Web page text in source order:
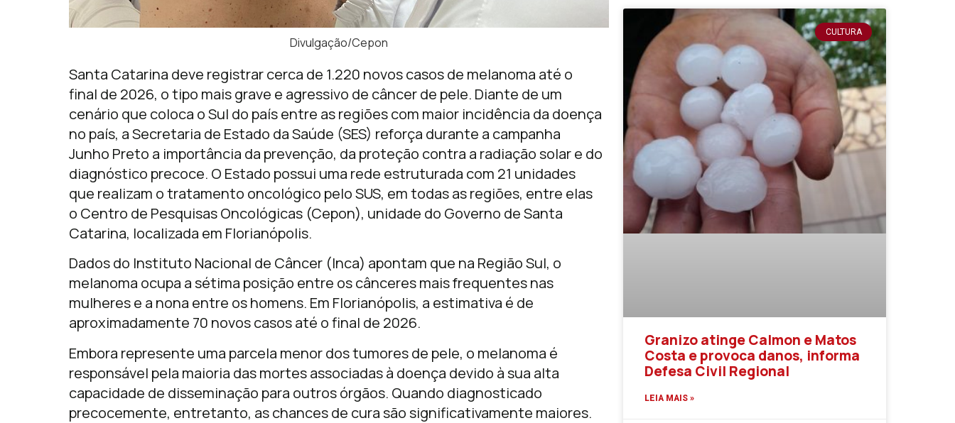
Divulgação/Cepon
Santa Catarina deve registrar cerca de 1.220 novos casos de melanoma até o
final de 2026, o tipo mais grave e agressivo de câncer de pele. Diante de um
cenário que coloca o Sul do país entre as regiões com maior incidência da doença
no país, a Secretaria de Estado da Saúde (SES) reforça durante a campanha
Junho Preto a importância da prevenção, da proteção contra a radiação solar e do
diagnóstico precoce. O Estado possui uma rede estruturada com 21 unidades
que realizam o tratamento oncológico pelo SUS, em todas as regiões, entre elas
o Centro de Pesquisas Oncológicas (Cepon), unidade do Governo de Santa
Catarina, localizada em Florianópolis.
Dados do Instituto Nacional de Câncer (Inca) apontam que na Região Sul, o
melanoma ocupa a sétima posição entre os cânceres mais frequentes nas
mulheres e a nona entre os homens. Em Florianópolis, a estimativa é de
aproximadamente 70 novos casos até o final de 2026.
Embora represente uma parcela menor dos tumores de pele, o melanoma é
responsável pela maioria das mortes associadas à doença devido à sua alta
capacidade de disseminação para outros órgãos. Quando diagnosticado
precocemente, entretanto, as chances de cura são significativamente maiores.
CULTURA
Granizo atinge Calmon e Matos
Costa e provoca danos, informa
Defesa Civil Regional
LEIA MAIS »